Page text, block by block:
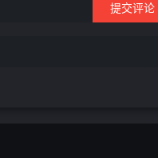
提交评论